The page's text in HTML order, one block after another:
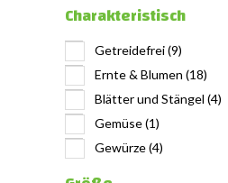
Charakteristisch
Getreidefrei(9)
Ernte & Blumen (18)
Blätter und Stängel (4)
Gemüse(1)
Gewürze(4)